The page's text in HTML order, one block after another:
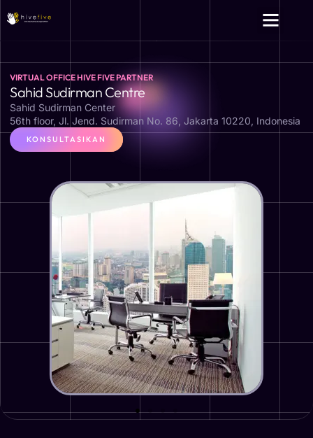
VIRTUAL OFFICE HIVE FIVE PARTNER
Sahid Sudirman Centre
Sahid Sudirman Center
56th floor, Jl. Jend. Sudirman No. 86, Jakarta 10220, Indonesia
KONSULTASIKAN